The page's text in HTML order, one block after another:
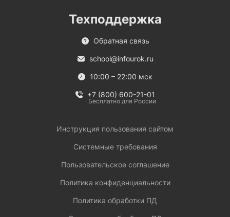
Техподдержка
Обратная связь
school@infourok.ru
10:00 – 22:00 мск
+7 (800) 600-21-01
Бесплатно для России
Инструкция пользования сайтом
Системные требования
Пользовательское соглашение
Политика конфиденциальности
Политика обработки ПД